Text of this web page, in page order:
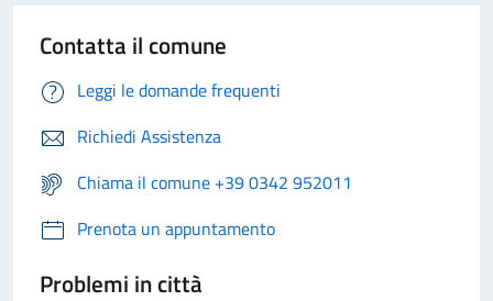
Contatta il comune
Leggi le domande frequenti
Richiedi Assistenza
Chiama il comune +39 0342 952011
Prenota un appuntamento
Problemi in città